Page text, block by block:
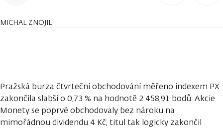
MICHAL ZNOJIL
Pražská burza čtvrteční obchodování měřeno indexem PX
zakončila slabší o 0,73 % na hodnotě 2 458,91 bodů. Akcie
Monety se poprvé obchodovaly bez nároku na
mimořádnou dividendu 4 Kč, titul tak logicky zakončil